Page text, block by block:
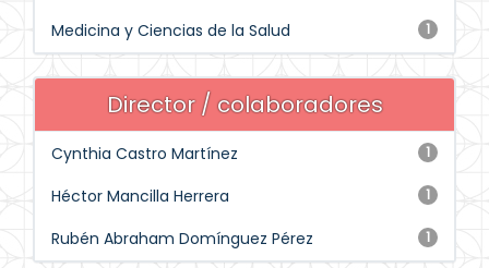
1
Medicina y Ciencias de la Salud
Director / colaboradores
1
Cynthia Castro Martínez
1
Héctor Mancilla Herrera
1
Rubén Abraham Domínguez Pérez